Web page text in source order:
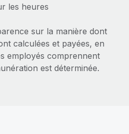
les heures
sur la manière dont
calculées et payées, en
employés comprennent
est déterminée.